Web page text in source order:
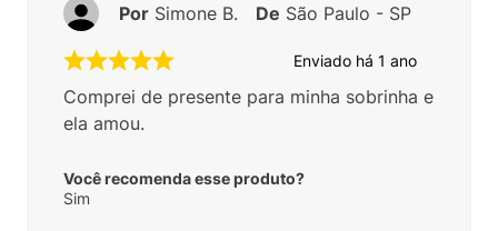
Enviado há 1 ano
Comprei de presente para minha sobrinha e
ela amou.
Você recomenda esse produto?
Sim
Por Simone B. De São Paulo - SP